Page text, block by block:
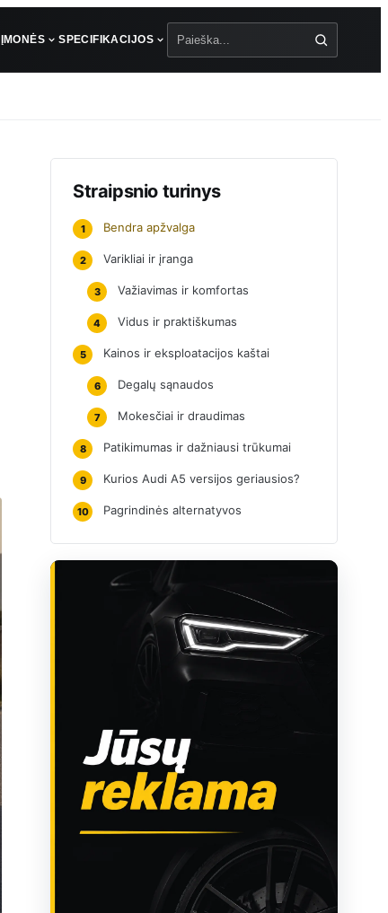
ĮMONĖS SPECIFIKACIJOS
Straipsnio turinys
1 Bendra apžvalga
2 Varikliai ir įranga
3 Važiavimas ir komfortas
4 Vidus ir praktiškumas
5 Kainos ir eksploatacijos kaštai
6 Degalų sąnaudos
7 Mokesčiai ir draudimas
8 Patikimumas ir dažniausi trūkumai
9 Kurios Audi A5 versijos geriausios?
10 Pagrindinės alternatyvos